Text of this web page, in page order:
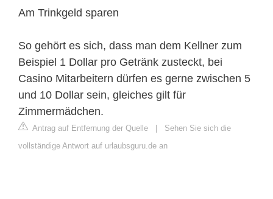
Am Trinkgeld sparen
So gehört es sich, dass man dem Kellner zum
Beispiel 1 Dollar pro Getränk zusteckt, bei
Casino Mitarbeitern dürfen es gerne zwischen 5
und 10 Dollar sein, gleiches gilt für
Zimmermädchen.
Antrag auf Entfernung der Quelle | Sehen Sie sich die
vollständige Antwort auf urlaubsguru.de an